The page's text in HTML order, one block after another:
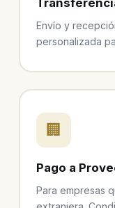
Envío y
personalizada
🏢
Pago a
Para empresas